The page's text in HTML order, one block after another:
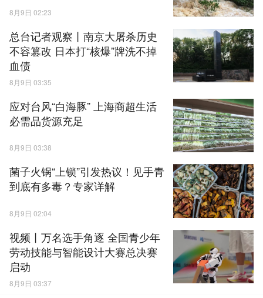
8月9日 02:23
总台记者观察丨南京大屠杀历史
不容篡改 日本打“核爆”牌洗不掉
血债
8月9日 03:35
应对台风“白海豚” 上海商超生活
必需品货源充足
8月9日 03:38
菌子火锅“上锁”引发热议！见手青
到底有多毒？专家详解
8月9日 02:04
视频丨万名选手角逐 全国青少年
劳动技能与智能设计大赛总决赛
启动
8月9日 03:37